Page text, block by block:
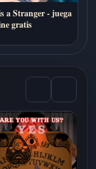
a Stranger - juega
gratis